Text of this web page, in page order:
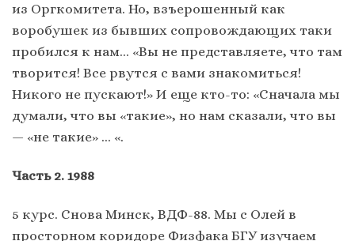
из Оргкомитета. Но, взъерошенный как
воробушек из бывших сопровождающих таки
пробился к нам… «Вы не представляете, что там
творится! Все рвутся с вами знакомиться!
Никого не пускают!» И еще кто-то: «Сначала мы
думали, что вы «такие», но нам сказали, что вы
— «не такие» … «.
Часть 2. 1988
5 курс. Снова Минск, ВДФ-88. Мы с Олей в
просторном коридоре Физфака БГУ изучаем